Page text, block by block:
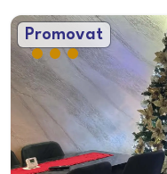
Promovat